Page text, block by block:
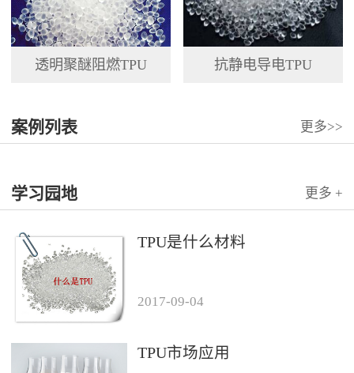
透明聚醚阻燃TPU 抗静电导电TPU
案例列表 更多>>
学习园地 更多 +
TPU是什么材料
2017-09-04
TPU市场应用